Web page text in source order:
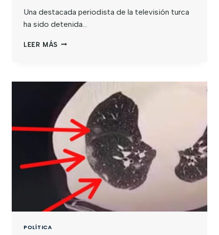
Una destacada periodista de la televisión turca
ha sido detenida…
LEER MÁS
POLÍTICA